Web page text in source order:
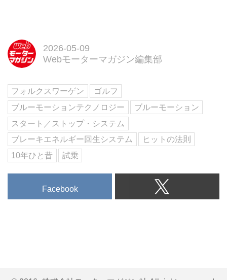
2026-05-09
Webモーターマガジン編集部
フォルクスワーゲン
ゴルフ
ブルーモーションテクノロジー
ブルーモーション
スタート／ストップ・システム
ブレーキエネルギー回生システム
ヒットの法則
10年ひと昔
試乗
Facebook